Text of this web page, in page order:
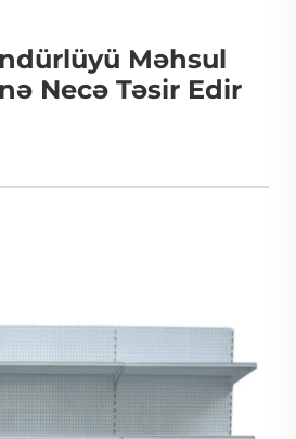
Məhsul
Necə Təsir Edir